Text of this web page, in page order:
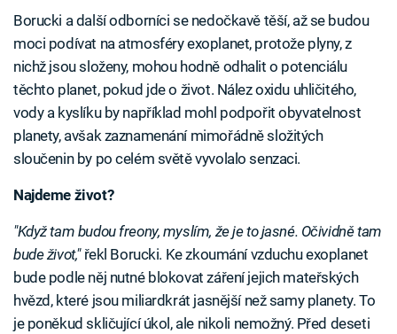
Borucki a další odborníci se nedočkavě těší, až se budou
moci podívat na atmosféry exoplanet, protože plyny, z
nichž jsou složeny, mohou hodně odhalit o potenciálu
těchto planet, pokud jde o život. Nález oxidu uhličitého,
vody a kyslíku by například mohl podpořit obyvatelnost
planety, avšak zaznamenání mimořádně složitých
sloučenin by po celém světě vyvolalo senzaci.
Najdeme život?
"Když tam budou freony, myslím, že je to jasné. Očividně tam
bude život,"řekl Borucki. Ke zkoumání vzduchu exoplanet
bude podle něj nutné blokovat záření jejich mateřských
hvězd, které jsou miliardkrát jasnější než samy planety. To
je poněkud skličující úkol, ale nikoli nemožný. Před deseti